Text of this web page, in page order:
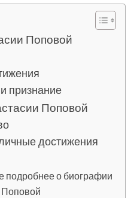
Поповой
признание
Поповой
достижения
подробнее о биографии
Поповой